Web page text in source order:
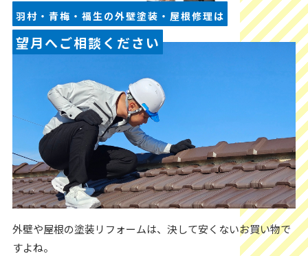
羽村・青梅・福生の外壁塗装・屋根修理は
望月へご相談ください
外壁や屋根の塗装リフォームは、決して安くないお買い物で
すよね。